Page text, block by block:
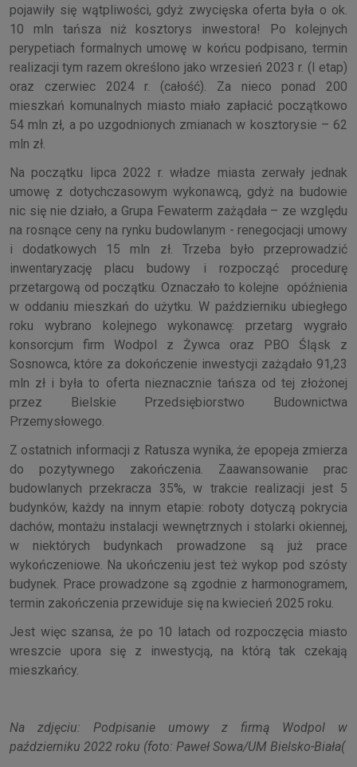
pojawiły się wątpliwości, gdyż zwycięska oferta była o ok.
10 mln tańsza niż kosztorys inwestora! Po kolejnych
perypetiach formalnych umowę w końcu podpisano, termin
realizacji tym razem określono jako wrzesień 2023 r. (I etap)
oraz czerwiec 2024 r. (całość). Za nieco ponad 200
mieszkań komunalnych miasto miało zapłacić początkowo
54 mln zł, a po uzgodnionych zmianach w kosztorysie – 62
mln zł.
Na początku lipca 2022 r. władze miasta zerwały jednak
umowę z dotychczasowym wykonawcą, gdyż na budowie
nic się nie działo, a Grupa Fewaterm zażądała – ze względu
na rosnące ceny na rynku budowlanym - renegocjacji umowy
i dodatkowych 15 mln zł. Trzeba było przeprowadzić
inwentaryzację placu budowy i rozpocząć procedurę
przetargową od początku. Oznaczało to kolejne opóźnienia
w oddaniu mieszkań do użytku. W październiku ubiegłego
roku wybrano kolejnego wykonawcę: przetarg wygrało
konsorcjum firm Wodpol z Żywca oraz PBO Śląsk z
Sosnowca, które za dokończenie inwestycji zażądało 91,23
mln zł i była to oferta nieznacznie tańsza od tej złożonej
przez Bielskie Przedsiębiorstwo Budownictwa
Przemysłowego.
Z ostatnich informacji z Ratusza wynika, że epopeja zmierza
do pozytywnego zakończenia. Zaawansowanie prac
budowlanych przekracza 35%, w trakcie realizacji jest 5
budynków, każdy na innym etapie: roboty dotyczą pokrycia
dachów, montażu instalacji wewnętrznych i stolarki okiennej,
w niektórych budynkach prowadzone są już prace
wykończeniowe. Na ukończeniu jest też wykop pod szósty
budynek. Prace prowadzone są zgodnie z harmonogramem,
termin zakończenia przewiduje się na kwiecień 2025 roku.
Jest więc szansa, że po 10 latach od rozpoczęcia miasto
wreszcie upora się z inwestycją, na którą tak czekają
mieszkańcy.
Na zdjęciu: Podpisanie umowy z firmą Wodpol w
październiku 2022 roku (foto: Paweł Sowa/UM Bielsko-Biała(